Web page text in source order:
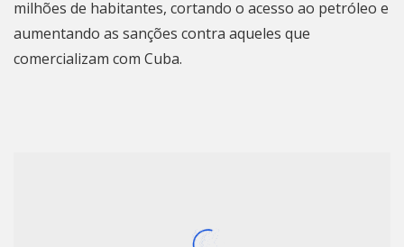
milhões de habitantes, cortando o acesso ao petróleo e
aumentando as sanções contra aqueles que
comercializam com Cuba.